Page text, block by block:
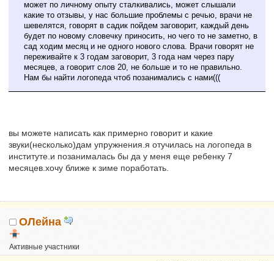
может по личному опыту сталкивались, может слышали
какие то отзывы, у нас большие проблемы с речью, врачи не
шевелятся, говорят в садик пойдем заговорит, каждый день
будет по новому словечку приносить, но чего то не заметно, в
сад ходим месяц и не одного нового слова. Врачи говорят не
переживайте к 3 годам заговорит, 3 года нам через пару
месяцев, а говорит слов 20, не больше и то не правильно.
Нам бы найти логопеда чтоб позанимались с нами(((
вы можете написать как примерно говорит и какие
звуки(несколько)дам упружнения.я отучилась на логопеда в
институте.и позанималась бы да у меня еще ребенку 7
месяцев.хочу ближе к зиме поработать.
ОЛейна
Активные участники